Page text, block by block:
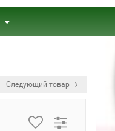
Следующий товар